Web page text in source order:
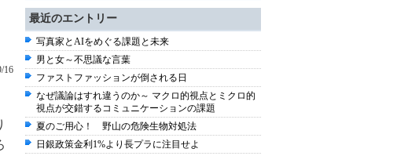
16
最近のエントリー
写真家とAIをめぐる課題と未来
男と女～不思議な言葉
ファストファッションが倒される日
なぜ議論はすれ違うのか～ マクロ的視点とミクロ的
視点が交錯するコミュニケーションの課題
夏のご用心！ 野山の危険生物対処法
日銀政策金利1%より長プラに注目せよ